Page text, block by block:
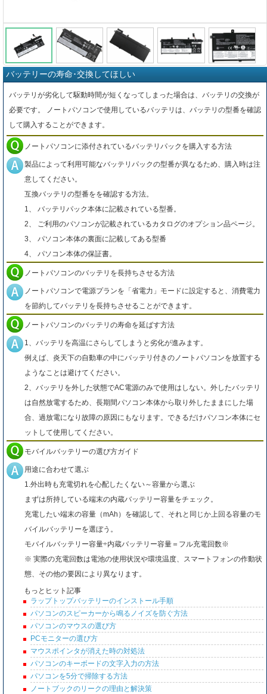
バッテリーの寿命･交換してほしい
バッテリが劣化して駆動時間が短くなってしまった場合は、バッテリの交換が
必要です。 ノートパソコンで使用しているバッテリは、バッテリの型番を確認
して購入することができます。
ノートパソコンに添付されているバッテリパックを購入する方法
製品によって利用可能なバッテリパックの型番が異なるため、購入時は注
意してください。
互換バッテリの型番をを確認する方法。
1、 バッテリパック本体に記載されている型番。
2、 ご利用のパソコンが記載されているカタログのオプション品ページ。
3、 パソコン本体の裏面に記載してある型番
4、 パソコン本体の保証書。
ノートパソコンのバッテリを長持ちさせる方法
ノートパソコンで電源プランを「省電力」モードに設定すると、消費電力
を節約してバッテリを長持ちさせることができます。
ノートパソコンのバッテリの寿命を延ばす方法
1、バッテリを高温にさらしてしまうと劣化が進みます。
例えば、炎天下の自動車の中にバッテリ付きのノートパソコンを放置する
ようなことは避けてください。
2、バッテリを外した状態でAC電源のみで使用はしない。外したバッテリ
は自然放電するため、長期間パソコン本体から取り外したままにした場
合、過放電になり故障の原因にもなります。できるだけパソコン本体にセ
ットして使用してください。
モバイルバッテリーの選び方ガイド
用途に合わせて選ぶ
1.外出時も充電切れを心配したくない～容量から選ぶ
まずは所持している端末の内蔵バッテリー容量をチェック。
充電したい端末の容量（mAh）を確認して、それと同じか上回る容量のモ
バイルバッテリーを選ぼう。
モバイルバッテリー容量÷内蔵バッテリー容量＝フル充電回数※
※ 実際の充電回数は電池の使用状況や環境温度、スマートフォンの作動状
態、その他の要因により異なります。
もっとヒット記事
ラップトップバッテリーのインストール手順
パソコンのスピーカーから鳴るノイズを防ぐ方法
パソコンのマウスの選び方
PCモニターの選び方
マウスポインタが消えた時の対処法
パソコンのキーボードの文字入力の方法
パソコンを5分で掃除する方法
ノートブックのリークの理由と解決策